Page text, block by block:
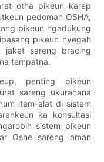
otha pikeun karep
pedoman OSHA,
pikeun ngadukung
pikeun nyegah
jaket sareng bracing
tempatna.
penting pikeun
sareng ukuranana
item-alat di sistem
ka konsultasi
sistem pikeun
Oshe sareng aman